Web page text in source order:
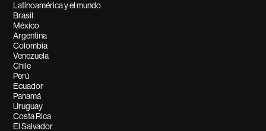
Latinoamérica y el mundo
Brasil
México
Argentina
Colombia
Venezuela
Chile
Perú
Ecuador
Panamá
Uruguay
Costa Rica
El Salvador